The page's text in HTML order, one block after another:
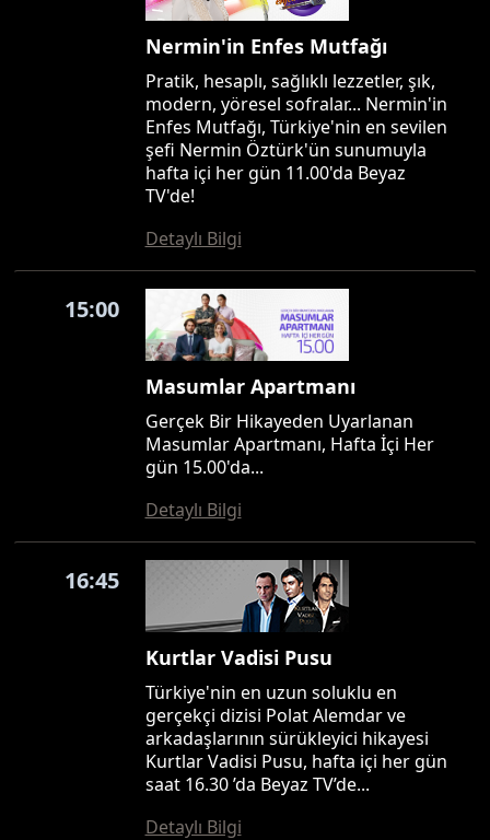
Nermin'in Enfes Mutfağı
Pratik, hesaplı, sağlıklı lezzetler, şık,
modern, yöresel sofralar... Nermin'in
Enfes Mutfağı, Türkiye'nin en sevilen
şefi Nermin Öztürk'ün sunumuyla
hafta içi her gün 11.00'da Beyaz
TV'de!
Detaylı Bilgi
15:00
Masumlar Apartmanı
Gerçek Bir Hikayeden Uyarlanan
Masumlar Apartmanı, Hafta İçi Her
gün 15.00'da...
Detaylı Bilgi
16:45
Kurtlar Vadisi Pusu
Türkiye'nin en uzun soluklu en
gerçekçi dizisi Polat Alemdar ve
arkadaşlarının sürükleyici hikayesi
Kurtlar Vadisi Pusu, hafta içi her gün
saat 16.30 ’da Beyaz TV’de...
Detaylı Bilgi